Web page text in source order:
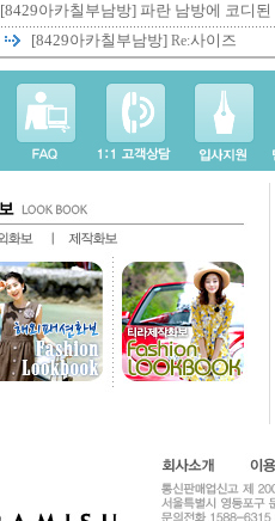
[8429아카칠부남방] 파란 남방에 코디
[8429아카칠부남방] Re:사이즈